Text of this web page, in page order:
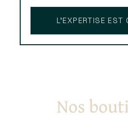
L’EXPERTISE EST
Nos